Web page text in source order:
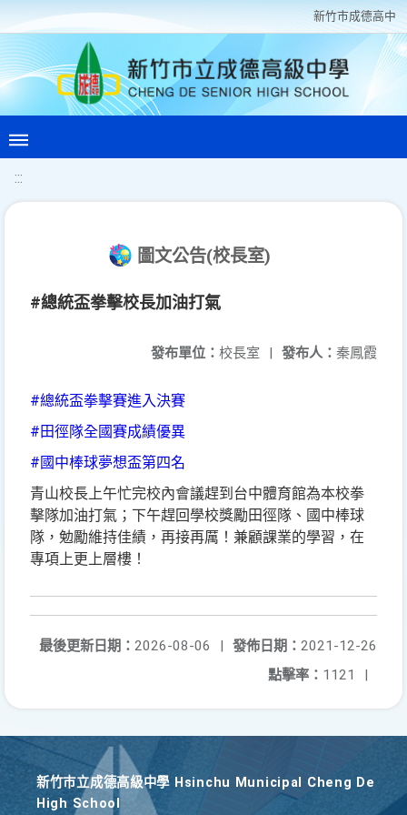
新竹巿成德高中
:::
圖文公告(校長室)
#總統盃拳擊校長加油打氣
發布人： 秦鳳霞
發布單位： 校長室 |
#總統盃拳擊賽進入決賽
#田徑隊全國賽成績優異
#國中棒球夢想盃第四名
青山校長上午忙完校內會議趕到台中體育館為本校拳
擊隊加油打氣；下午趕回學校獎勵田徑隊、國中棒球
隊，勉勵維持佳績，再接再厲！兼顧課業的學習，在
專項上更上層樓！
發佈日期： 2021-12-26
最後更新日期： 2026-08-06
|
點擊率： 1121 |
新竹巿立成德高級中學 Hsinchu Municipal Cheng De
High School